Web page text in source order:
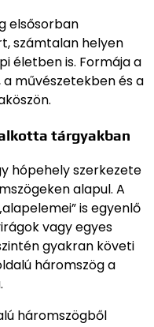
elsősorban
számtalan helyen
életben is. Formája a
művészetekben és a
tárgyakban
hópehely szerkezete
alapul. A
is egyenlő
vagy egyes
gyakran követi
háromszög a
háromszögből